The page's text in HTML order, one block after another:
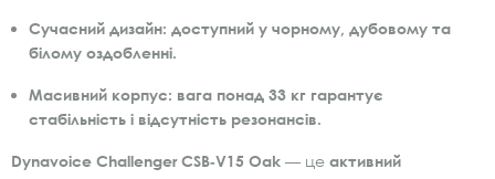
Сучасний дизайн: доступний у чорному, дубовому та
білому оздобленні.
Масивний корпус: вага понад 33 кг гарантує
стабільність і відсутність резонансів.
Dynavoice Challenger CSB‑V15 Oak — це активний